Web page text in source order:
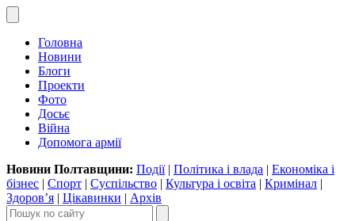
Головна
Новини
Блоги
Проекти
Фото
Досьє
Війна
Допомога армії
Новини Полтавщини: Події| Політика і влада | Економіка і
бізнес | Спорт | Суспільство | Культура і освіта | Кримінал |
Здоров’я | Цікавинки | Архів